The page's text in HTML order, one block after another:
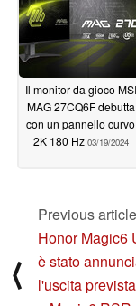
Il monitor da gioco MSI
MAG 27CQ6F debutta
con un pannello curvo
2K 180 Hz 03/19/2024
⟨
Previous article
Honor Magic6
è stato
l'uscita